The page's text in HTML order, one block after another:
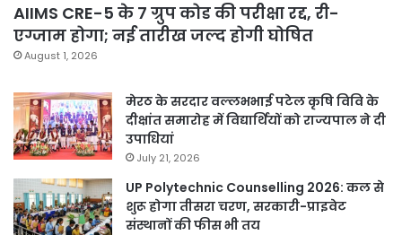
AIIMS CRE-5 के 7 ग्रुप कोड की परीक्षा रद्द, री-
एग्जाम होगा; नई तारीख जल्द होगी घोषित
August 1, 2026
मेरठ के सरदार वल्लभभाई पटेल कृषि विवि के
दीक्षांत समारोह में विद्यार्थियों को राज्यपाल ने दी
उपाधियां
July 21, 2026
UP Polytechnic Counselling 2026: कल से
शुरू होगा तीसरा चरण, सरकारी-प्राइवेट
संस्थानों की फीस भी तय